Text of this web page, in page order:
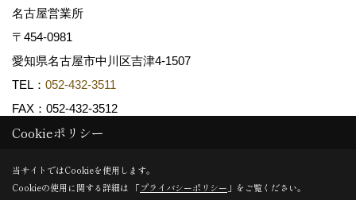
名古屋営業所
〒454-0981
愛知県名古屋市中川区吉津4-1507
TEL： 052-432-3511
FAX：052-432-3512
Copyright (c) 共和木材工業株式会社. All Rights Reserved.
Produced byゴデスクリエイト
Cookieポリシー
当サイトではCookieを使用します。
Cookieの使用に関する詳細は 「プライバシーポリシー 」をご覧ください。